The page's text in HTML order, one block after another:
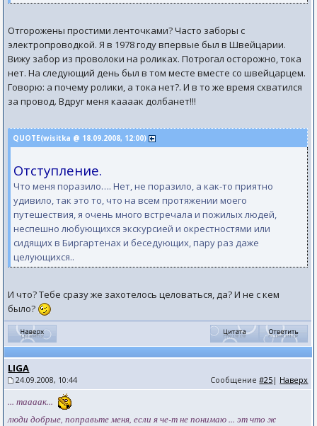
Отгорожены простими ленточками? Часто заборы с
электропроводкой. Я в 1978 году впервые был в Швейцарии.
Вижу забор из проволоки на роликах. Потрогал осторожно, тока
нет. На следующий день был в том месте вместе со швейцарцем.
Говорю: а почему ролики, а тока нет?. И в то же время схватился
за провод. Вдруг меня каааак долбанет!!!
QUOTE(wisitka @ 18.09.2008, 12:00)
Отступление.
Что меня поразило…. Нет, не поразило, а как-то приятно
удивило, так это то, что на всем протяжении моего
путешествия, я очень много встречала и пожилых людей,
неспешно любующихся экскурсией и окрестностями или
сидящих в Биргартенах и беседующих, пару раз даже
целующихся..
И что? Тебе сразу же захотелось целоваться, да? И не с кем
было?
LIGA
24.09.2008, 10:44 Сообщение#25 | Наверх
... таааак...
люди добрые, поправьте меня, если я че-т не понимаю ... эт что ж